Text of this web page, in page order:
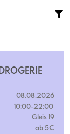
08.08.2026
10:00-22:00
Gleis 19
ab 5€